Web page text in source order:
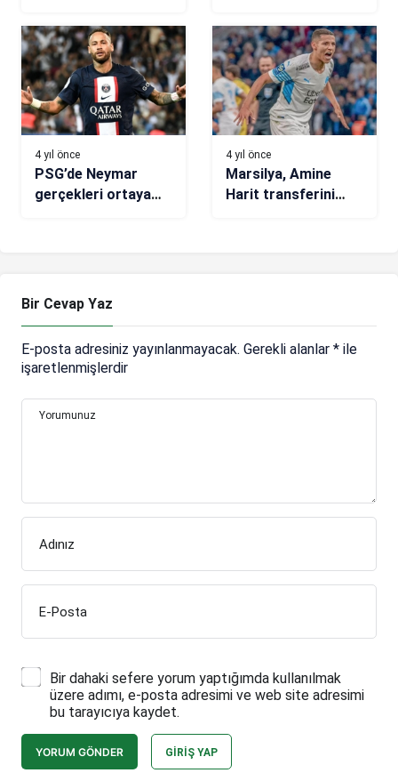
4 yıl önce
PSG’de Neymar
gerçekleri ortaya
4 yıl önce
Marsilya, Amine
Harit transferini
Bir Cevap Yaz
E-posta adresiniz yayınlanmayacak. Gerekli alanlar * ile
işaretlenmişlerdir
Yorumunuz
Adınız
E-Posta
Bir dahaki sefere yorum yaptığımda kullanılmak
üzere adımı, e-posta adresimi ve web site adresimi
bu tarayıcıya kaydet.
YORUM GÖNDER GIRIŞ YAP